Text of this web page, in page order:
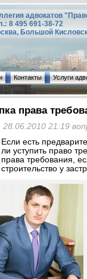
адвокатов
8 495 691-38-72
Большой
Контакты Услуги
права
28.06.2010 21:19
Если есть
ли уступить право
права требования,
строительство у